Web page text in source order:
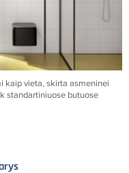
kaip vieta, skirta asmeninei
standartiniuose butuose